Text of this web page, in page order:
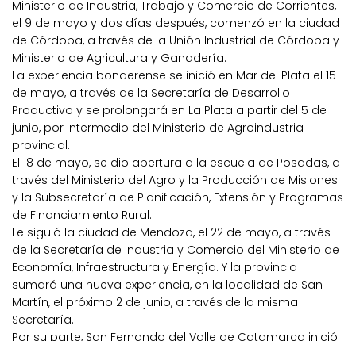
Ministerio de Industria, Trabajo y Comercio de Corrientes,
el 9 de mayo y dos días después, comenzó en la ciudad
de Córdoba, a través de la Unión Industrial de Córdoba y
Ministerio de Agricultura y Ganadería.
La experiencia bonaerense se inició en Mar del Plata el 15
de mayo, a través de la Secretaría de Desarrollo
Productivo y se prolongará en La Plata a partir del 5 de
junio, por intermedio del Ministerio de Agroindustria
provincial.
El 18 de mayo, se dio apertura a la escuela de Posadas, a
través del Ministerio del Agro y la Producción de Misiones
y la Subsecretaría de Planificación, Extensión y Programas
de Financiamiento Rural.
Le siguió la ciudad de Mendoza, el 22 de mayo, a través
de la Secretaría de Industria y Comercio del Ministerio de
Economía, Infraestructura y Energía. Y la provincia
sumará una nueva experiencia, en la localidad de San
Martín, el próximo 2 de junio, a través de la misma
Secretaría.
Por su parte, San Fernando del Valle de Catamarca inició